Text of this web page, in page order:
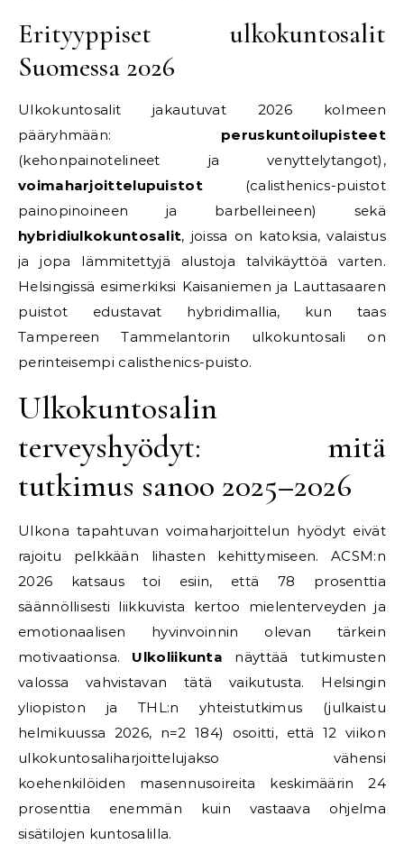
Erityyppiset ulkokuntosalit
Suomessa 2026
Ulkokuntosalit jakautuvat 2026 kolmeen
pääryhmään: peruskuntoilupisteet
(kehonpainotelineet ja venyttelytangot),
voimaharjoittelupuistot(calisthenics-puistot
painopinoineen ja barbelleineen) sekä
hybridiulkokuntosalit, joissa on katoksia, valaistus
ja jopa lämmitettyjä alustoja talvikäyttöä varten.
Helsingissä esimerkiksi Kaisaniemen ja Lauttasaaren
puistot edustavat hybridimallia, kun taas
Tampereen Tammelantorin ulkokuntosali on
perinteisempi calisthenics-puisto.
Ulkokuntosalin
terveyshyödyt: mitä
tutkimus sanoo 2025–2026
Ulkona tapahtuvan voimaharjoittelun hyödyt eivät
rajoitu pelkkään lihasten kehittymiseen. ACSM:n
2026 katsaus toi esiin, että 78 prosenttia
säännöllisesti liikkuvista kertoo mielenterveyden ja
emotionaalisen hyvinvoinnin olevan tärkein
motivaationsa. Ulkoliikunta näyttää tutkimusten
valossa vahvistavan tätä vaikutusta. Helsingin
yliopiston ja THL:n yhteistutkimus (julkaistu
helmikuussa 2026, n=2 184) osoitti, että 12 viikon
ulkokuntosaliharjoittelujakso vähensi
koehenkilöiden masennusoireita keskimäärin 24
prosenttia enemmän kuin vastaava ohjelma
sisätilojen kuntosalilla.